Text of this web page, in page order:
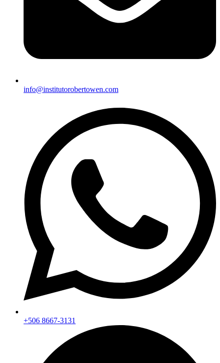
info@institutorobertowen.com
+506 8667-3131